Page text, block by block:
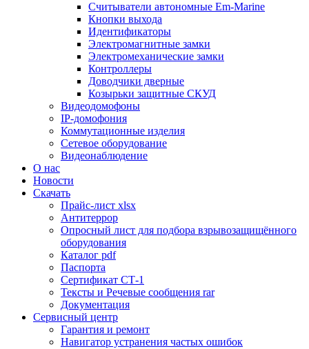
Считыватели автономные Em-Marine
Кнопки выхода
Идентификаторы
Электромагнитные замки
Электромеханические замки
Контроллеры
Доводчики дверные
Козырьки защитные СКУД
Видеодомофоны
IP-домофония
Коммутационные изделия
Сетевое оборудование
Видеонаблюдение
О нас
Новости
Скачать
Прайс-лист xlsx
Антитеррор
Опросный лист для подбора взрывозащищённого
оборудования
Каталог pdf
Паспорта
Сертификат СТ-1
Тексты и Речевые сообщения rar
Документация
Сервисный центр
Гарантия и ремонт
Навигатор устранения частых ошибок